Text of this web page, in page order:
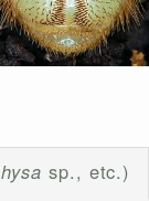
sp., etc.)